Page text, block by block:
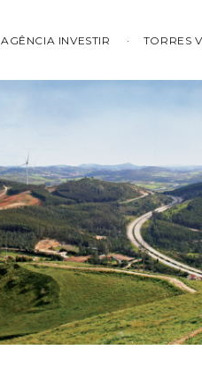
AGÊNCIA INVESTIR TORRES